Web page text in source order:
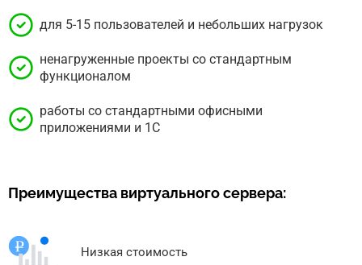
для 5-15 пользователей и небольших нагрузок
ненагруженные проекты со стандартным
функционалом
работы со стандартными офисными
приложениями и 1С
Преимущества виртуального сервера:
Низкая стоимость